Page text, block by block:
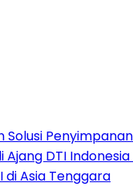
Solusi
Ajang DTI
di Asia Tenggara